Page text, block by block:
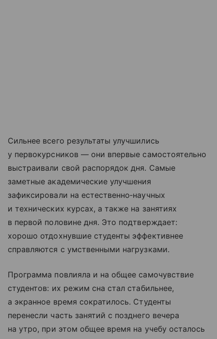
Сильнее всего результаты улучшились
у первокурсников — они впервые самостоятельно
выстраивали свой распорядок дня. Самые
заметные академические улучшения
зафиксировали на естественно‑научных
и технических курсах, а также на занятиях
в первой половине дня. Это подтверждает:
хорошо отдохнувшие студенты эффективнее
справляются с умственными нагрузками.
Программа повлияла и на общее самочувствие
студентов: их режим сна стал стабильнее,
а экранное время сократилось. Студенты
перенесли часть занятий с позднего вечера
на утро, при этом общее время на учебу осталось